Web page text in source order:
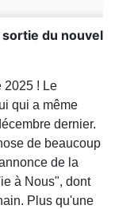
sortie du nouvel
2025 ! Le
qui a même
dernier.
de beaucoup
de la
à Nous", dont
Plus qu'une